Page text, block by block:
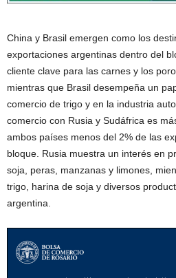
China y Brasil emergen como los
exportaciones argentinas dentro del
cliente clave para las carnes y los
mientras que Brasil desempeña un
comercio de trigo y en la industria
comercio con Rusia y Sudáfrica es
ambos países menos del 2% de las
bloque. Rusia muestra un interés en
soja, peras, manzanas y limones,
trigo, harina de soja y diversos
argentina.